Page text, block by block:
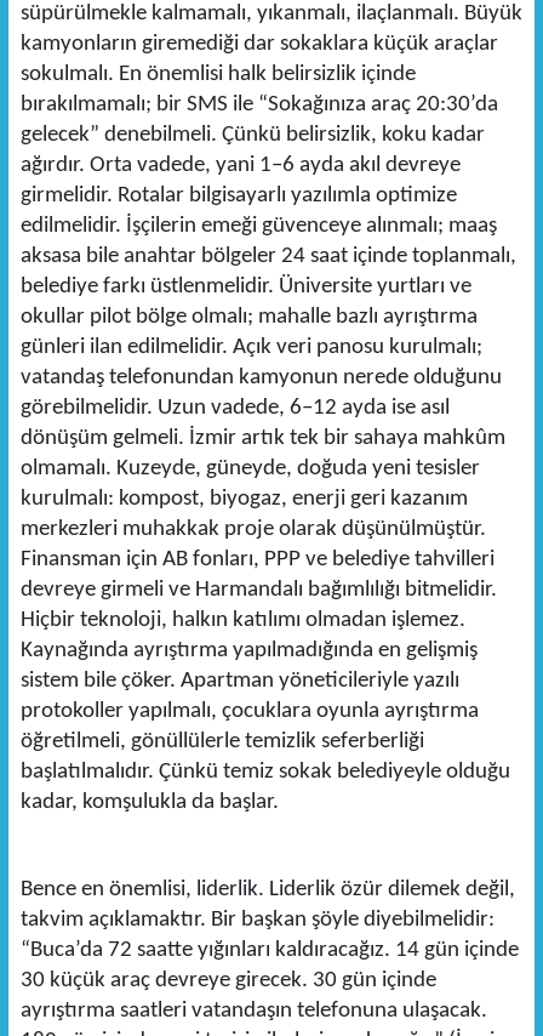
süpürülmekle kalmamalı, yıkanmalı, ilaçlanmalı. Büyük
kamyonların giremediği dar sokaklara küçük araçlar
sokulmalı. En önemlisi halk belirsizlik içinde
bırakılmamalı; bir SMS ile “Sokağınıza araç 20:30’da
gelecek” denebilmeli. Çünkü belirsizlik, koku kadar
ağırdır. Orta vadede, yani 1–6 ayda akıl devreye
girmelidir. Rotalar bilgisayarlı yazılımla optimize
edilmelidir. İşçilerin emeği güvenceye alınmalı; maaş
aksasa bile anahtar bölgeler 24 saat içinde toplanmalı,
belediye farkı üstlenmelidir. Üniversite yurtları ve
okullar pilot bölge olmalı; mahalle bazlı ayrıştırma
günleri ilan edilmelidir. Açık veri panosu kurulmalı;
vatandaş telefonundan kamyonun nerede olduğunu
görebilmelidir. Uzun vadede, 6–12 ayda ise asıl
dönüşüm gelmeli. İzmir artık tek bir sahaya mahkûm
olmamalı. Kuzeyde, güneyde, doğuda yeni tesisler
kurulmalı: kompost, biyogaz, enerji geri kazanım
merkezleri muhakkak proje olarak düşünülmüştür.
Finansman için AB fonları, PPP ve belediye tahvilleri
devreye girmeli ve Harmandalı bağımlılığı bitmelidir.
Hiçbir teknoloji, halkın katılımı olmadan işlemez.
Kaynağında ayrıştırma yapılmadığında en gelişmiş
sistem bile çöker. Apartman yöneticileriyle yazılı
protokoller yapılmalı, çocuklara oyunla ayrıştırma
öğretilmeli, gönüllülerle temizlik seferberliği
başlatılmalıdır. Çünkü temiz sokak belediyeyle olduğu
kadar, komşulukla da başlar.
Bence en önemlisi, liderlik. Liderlik özür dilemek değil,
takvim açıklamaktır. Bir başkan şöyle diyebilmelidir:
“Buca’da 72 saatte yığınları kaldıracağız. 14 gün içinde
30 küçük araç devreye girecek. 30 gün içinde
ayrıştırma saatleri vatandaşın telefonuna ulaşacak.